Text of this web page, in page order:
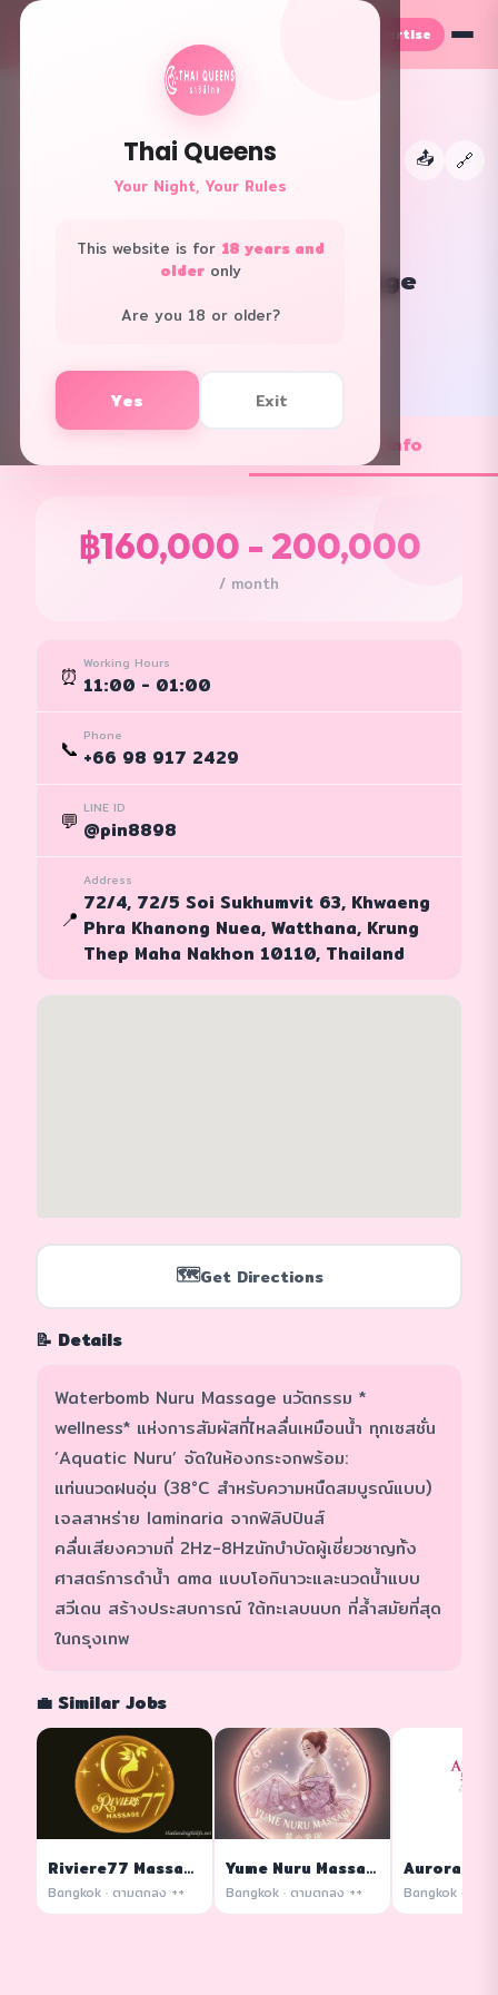
Thai Queens
Your Night, Your Rules
This website is for 18 years and
olderonly
Are you 18 or older?
Yes Exit
Advertise
📤 🔗
Waterbomb Nuru Massage
Bangkok · Special massage
ℹ️ Shop Info
฿160,000 - 200,000
/ month
⏰ Working Hours
11:00 - 01:00
📞 Phone
+66 98 917 2429
💬 LINE ID
@pin8898
📍
Address
72/4, 72/5 Soi Sukhumvit 63, Khwaeng
Phra Khanong Nuea, Watthana, Krung
Thep Maha Nakhon 10110, Thailand
🗺️Get Directions
📝 Details
Waterbomb Nuru Massage นวัตกรรม *
wellness* แห่งการสัมผัสที่ไหลลื่นเหมือนน้ำ ทุกเซสชั่น
‘Aquatic Nuru’ จัดในห้องกระจกพร้อม:
แท่นนวดฝนอุ่น (38°C สำหรับความหนืดสมบูรณ์แบบ)
เจลสาหร่าย laminaria จากฟิลิปปินส์
คลื่นเสียงความถี่ 2Hz-8Hzนักบำบัดผู้เชี่ยวชาญทั้ง
ศาสตร์การดำน้ำ ama แบบโอกินาวะและนวดน้ำแบบ
สวีเดน สร้างประสบการณ์ ใต้ทะเลบนบก ที่ล้ำสมัยที่สุด
ในกรุงเทพ
💼 Similar Jobs
Riviere77 Massage
Bangkok · ตามตกลง ++
Yume Nuru Massage
Bangkok · ตามตกลง ++